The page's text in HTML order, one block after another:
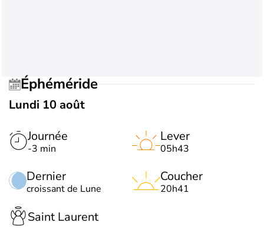
Éphéméride
Lundi 10 août
Journée
-3 min
Dernier
croissant de Lune
Lever
05h43
Coucher
20h41
Saint Laurent